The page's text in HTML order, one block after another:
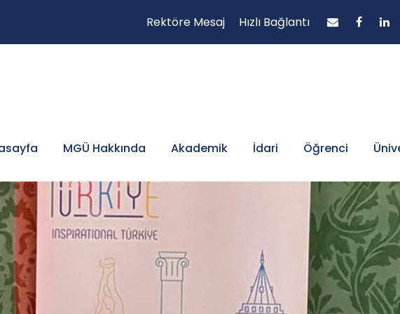
Rektöre Mesaj Hızlı Bağlantı
MGÜ Hakkında Akademik İdari Öğrenci